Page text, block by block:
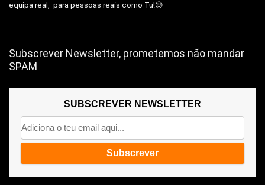
equipa real, para pessoas reais como Tu!😉
Subscrever Newsletter, prometemos não mandar
SPAM
SUBSCREVER NEWSLETTER